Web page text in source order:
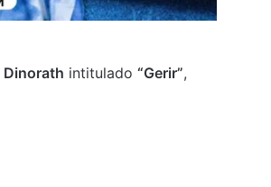
Dinorath intitulado “Gerir”,